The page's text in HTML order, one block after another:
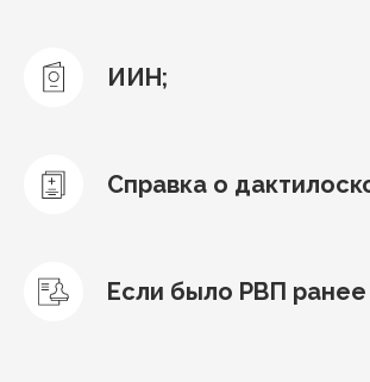
ИИН;
Справка о
Если было РВП